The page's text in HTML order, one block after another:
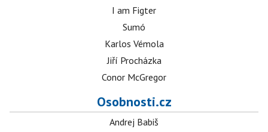
I am Figter
Sumó
Karlos Vémola
Jiří Procházka
Conor McGregor
Osobnosti.cz
Andrej Babiš